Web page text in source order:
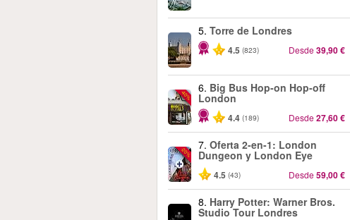
5. Torre de Londres
4.5 (823) Desde39,90 €
-40%
6. Big Bus Hop-on Hop-off
London
4.4 (189) Desde27,60 €
-20%
7. Oferta 2-en-1: London
Dungeon y London Eye
4.5 (43) Desde59,00 €
8. Harry Potter: Warner Bros.
Studio Tour Londres